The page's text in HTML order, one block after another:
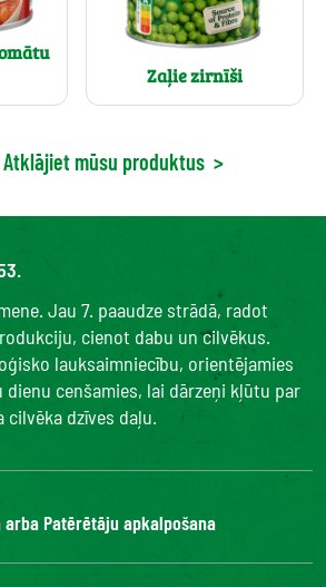
Zaļie zirnīši
Atklājiet mūsu produktus >
Jau 7. paaudze strādā, radot
cienot dabu un cilvēkus.
lauksaimniecību, orientējamies
cenšamies, lai dārzeņi kļūtu par
dzīves daļu.
Patērētāju apkalpošana